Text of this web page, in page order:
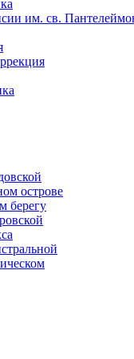
им. св.
острове
берегу